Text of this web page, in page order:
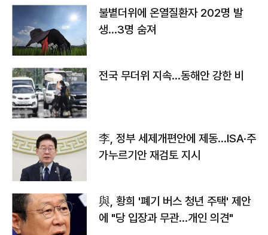
불볕더위에 온열질환자 202명 발
생…3명 숨져
전국 무더위 지속…동해안 강한 비
李, 정부 세제개편안에 제동…ISA·주
가누르기안 재검토 지시
與, 황희 '폐기 버스 청년 주택' 제안
에 "당 입장과 무관…개인 의견"